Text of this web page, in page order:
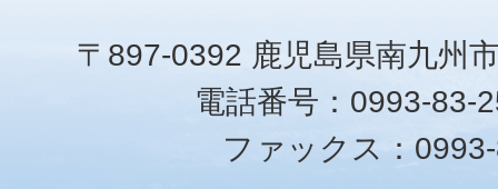
〒897-0392 鹿児島県南九州
電話番号：0993-83-
ファックス：